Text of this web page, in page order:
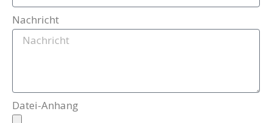
Nachricht
Datei-Anhang